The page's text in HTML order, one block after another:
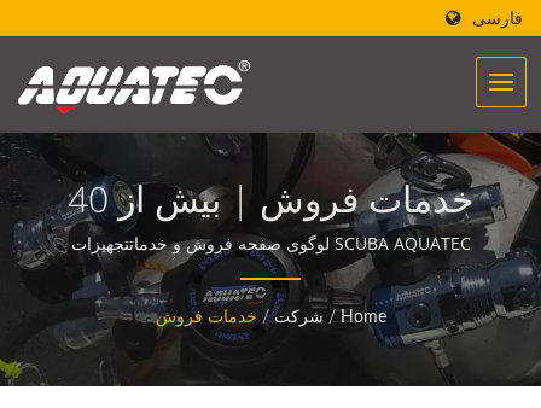
فارسی
خدمات فروش | بیش از 40
سال تولیدکننده تجهیزات و
لوازم اسکیوبا | SCUBA
AQUATEC
SCUBA AQUATEC لوگوی صفحه فروش و خدماتتجهیزات
غواصی AQUATEC قدرتی را ایجاد می‌کنند تا به مردم کمک کنند
با اقیانوس مواجه شوند و با آن ارتباط برقرار کنند.
Home
/ شرکت / خدمات فروش